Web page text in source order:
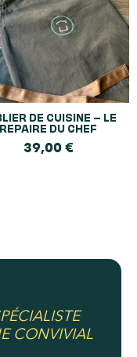
DE CUISINE – LE
REPAIRE DU CHEF
39,00€
CONVIVIAL